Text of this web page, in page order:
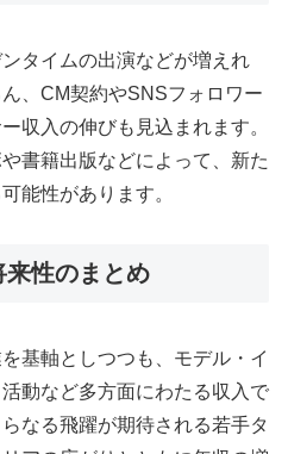
タイムの出演などが増えれ
、CM契約やSNSフォロワー
収入の伸びも見込まれます。
書籍出版などによって、新た
能性があります。
性のまとめ
基軸としつつも、モデル・イ
動など多方面にわたる収入で
なる飛躍が期待される若手タ